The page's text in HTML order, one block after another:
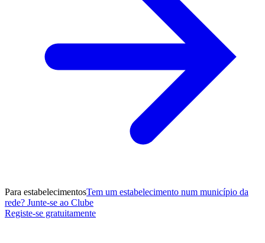
Para estabelecimentosTem um estabelecimento num município da
rede? Junte-se ao Clube
Registe-se gratuitamente